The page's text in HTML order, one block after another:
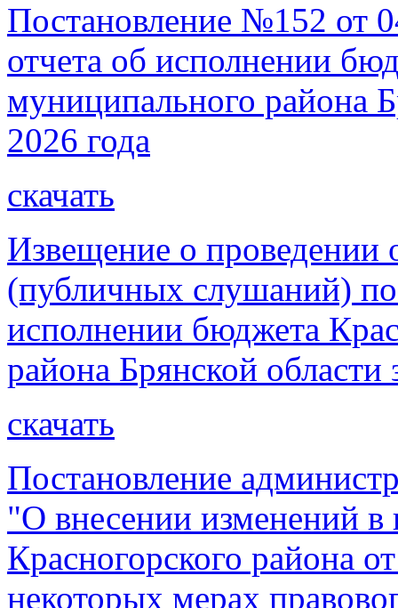
Постановление №152 от
отчета об исполнении
муниципального района
2026 года
скачать
Извещение о
(публичных слушаний)
исполнении бюджета
района Брянской области
скачать
Постановление
"О внесении изменений
Красногорского района
некоторых мерах